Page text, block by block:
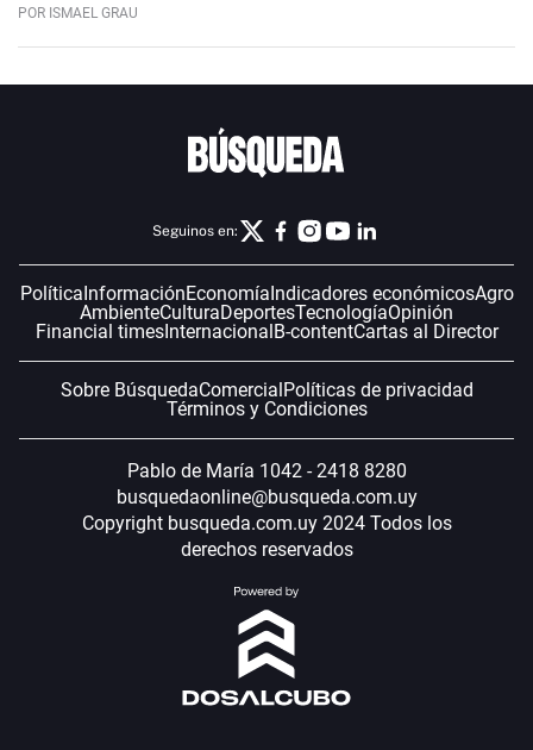
POR ISMAEL GRAU
Seguinos en:
PolíticaInformaciónEconomíaIndicadores económicosAgro
AmbienteCulturaDeportesTecnologíaOpinión
Financial timesInternacionalB-contentCartas al Director
Sobre BúsquedaComercialPolíticas de privacidad
Términos y Condiciones
Pablo de María 1042 - 2418 8280
busquedaonline@busqueda.com.uy
Copyright busqueda.com.uy 2024 Todos los
derechos reservados